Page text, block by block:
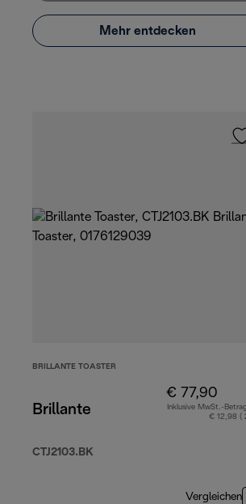
Mehr entdecken
BRILLANTE TOASTER
Brillante
CTJ2103.BK
€ 77,90
Inklusive MwSt.-
€ 12,98 (
Vergleichen